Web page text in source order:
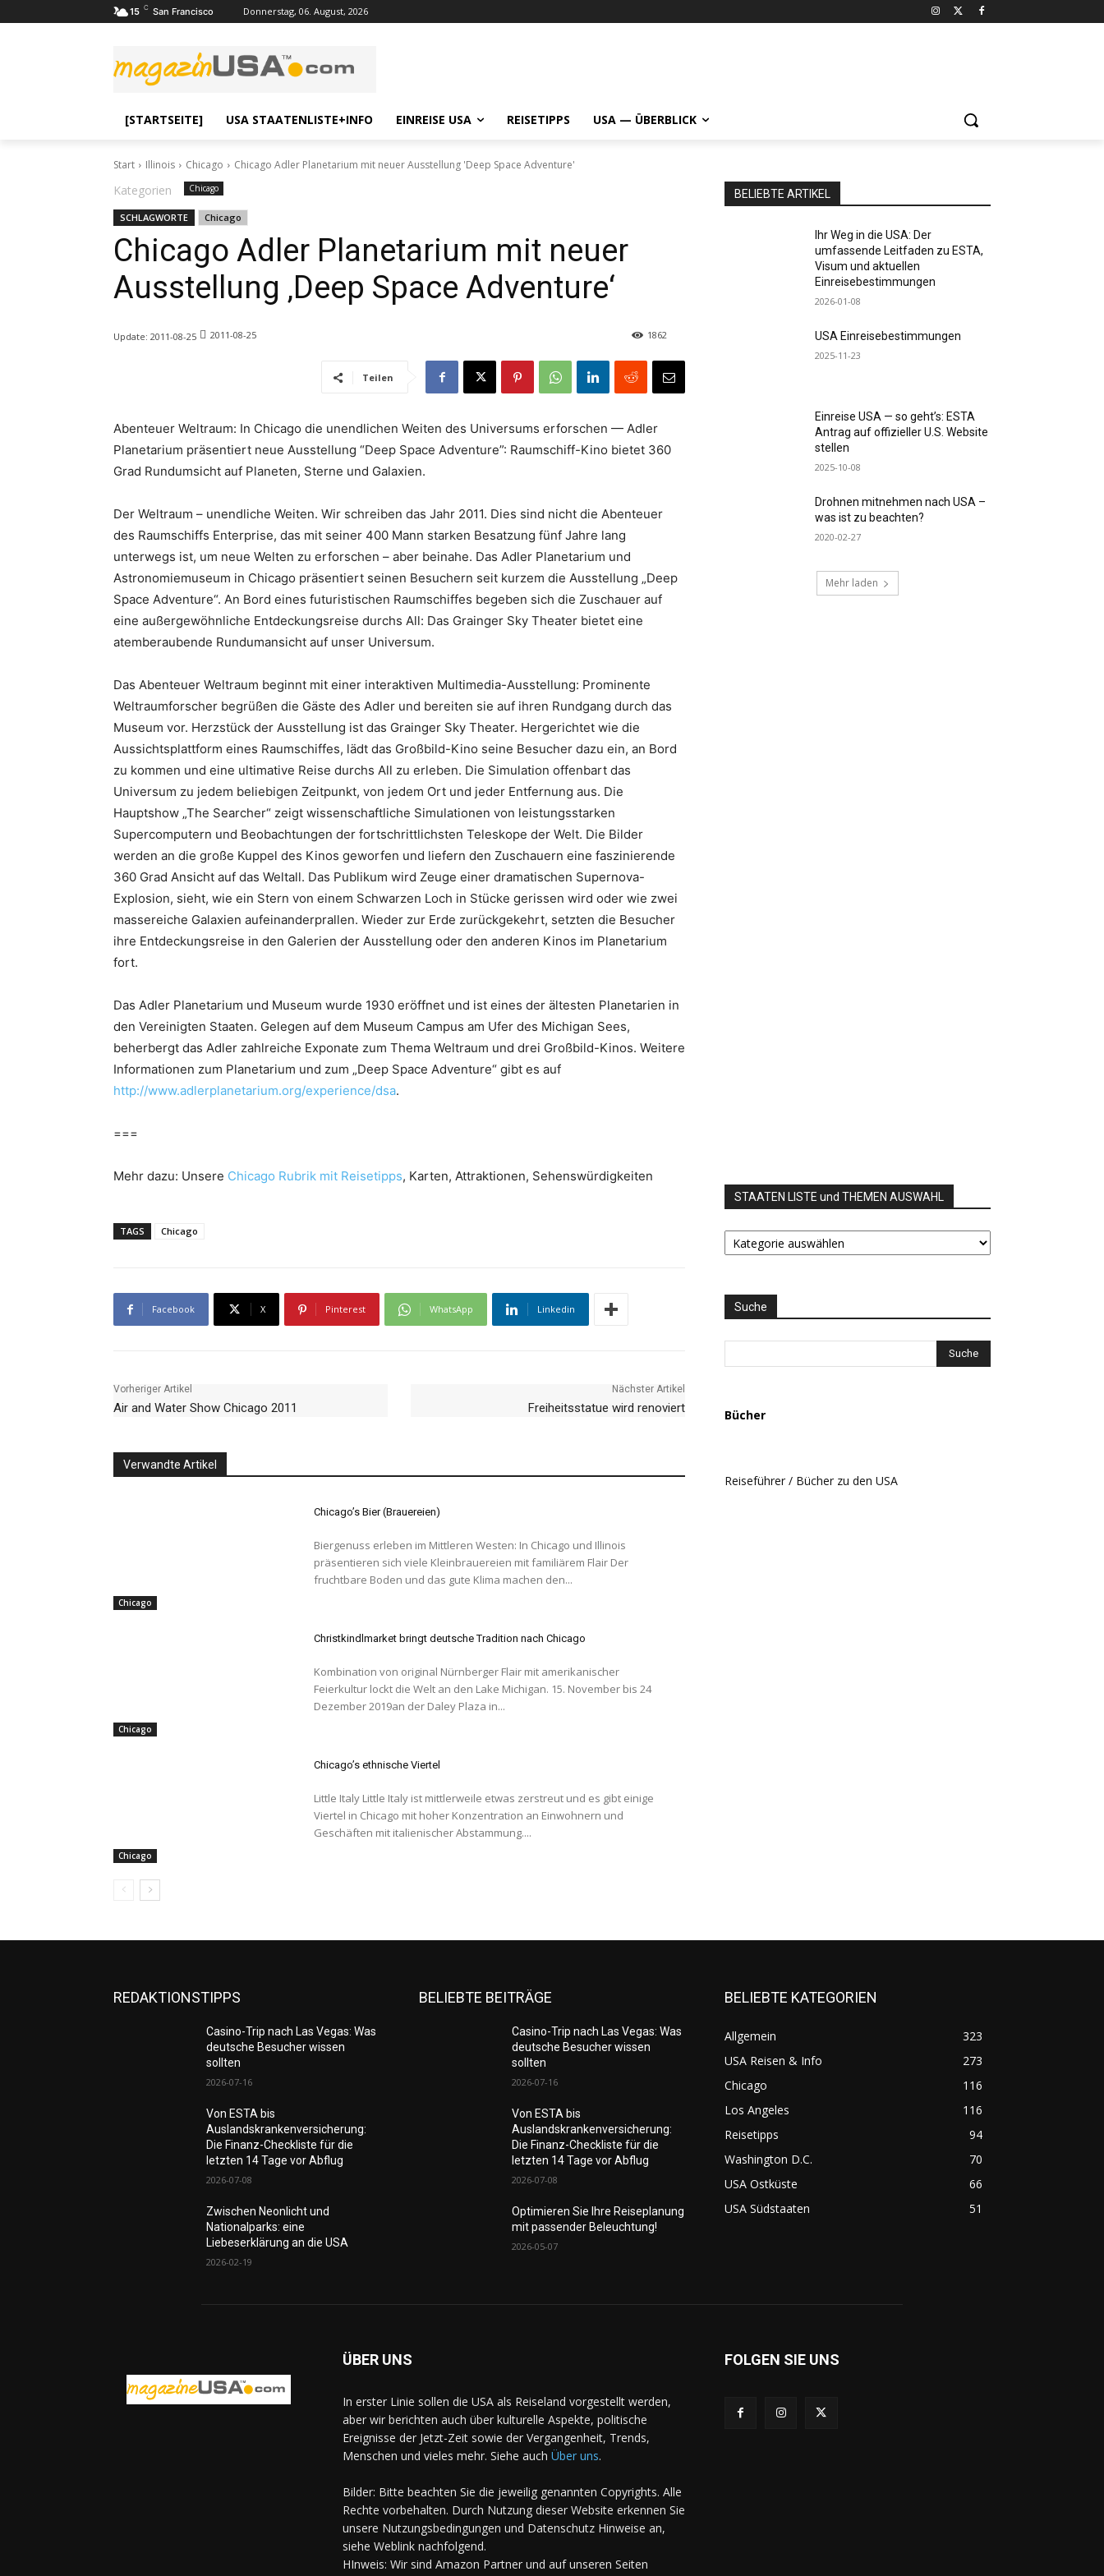
15 C San Francisco Donnerstag, 06. August, 2026
[STARTSEITE] USA STAATENLISTE+INFO EINREISE USA REISETIPPS USA — ÜBERBLICK
Start Illinois Chicago Chicago Adler Planetarium mit neuer Ausstellung 'Deep Space Adventure'
Kategorien Chicago
SCHLAGWORTE Chicago
Chicago Adler Planetarium mit neuer
Ausstellung ‚Deep Space Adventure‘
Update: 2011-08-25 2011-08-25 1862
Teilen
Abenteuer Weltraum: In Chicago die unendlichen Weiten des Universums erforschen — Adler
Planetarium präsentiert neue Ausstellung “Deep Space Adventure”: Raumschiff-Kino bietet 360
Grad Rundumsicht auf Planeten, Sterne und Galaxien.
Der Weltraum – unendliche Weiten. Wir schreiben das Jahr 2011. Dies sind nicht die Abenteuer
des Raumschiffs Enterprise, das mit seiner 400 Mann starken Besatzung fünf Jahre lang
unterwegs ist, um neue Welten zu erforschen – aber beinahe. Das Adler Planetarium und
Astronomiemuseum in Chicago präsentiert seinen Besuchern seit kurzem die Ausstellung „Deep
Space Adventure“. An Bord eines futuristischen Raumschiffes begeben sich die Zuschauer auf
eine außergewöhnliche Entdeckungsreise durchs All: Das Grainger Sky Theater bietet eine
atemberaubende Rundumansicht auf unser Universum.
Das Abenteuer Weltraum beginnt mit einer interaktiven Multimedia-Ausstellung: Prominente
Weltraumforscher begrüßen die Gäste des Adler und bereiten sie auf ihren Rundgang durch das
Museum vor. Herzstück der Ausstellung ist das Grainger Sky Theater. Hergerichtet wie die
Aussichtsplattform eines Raumschiffes, lädt das Großbild-Kino seine Besucher dazu ein, an Bord
zu kommen und eine ultimative Reise durchs All zu erleben. Die Simulation offenbart das
Universum zu jedem beliebigen Zeitpunkt, von jedem Ort und jeder Entfernung aus. Die
Hauptshow „The Searcher“ zeigt wissenschaftliche Simulationen von leistungsstarken
Supercomputern und Beobachtungen der fortschrittlichsten Teleskope der Welt. Die Bilder
werden an die große Kuppel des Kinos geworfen und liefern den Zuschauern eine faszinierende
360 Grad Ansicht auf das Weltall. Das Publikum wird Zeuge einer dramatischen Supernova-
Explosion, sieht, wie ein Stern von einem Schwarzen Loch in Stücke gerissen wird oder wie zwei
massereiche Galaxien aufeinanderprallen. Wieder zur Erde zurückgekehrt, setzten die Besucher
ihre Entdeckungsreise in den Galerien der Ausstellung oder den anderen Kinos im Planetarium
fort.
Das Adler Planetarium und Museum wurde 1930 eröffnet und ist eines der ältesten Planetarien in
den Vereinigten Staaten. Gelegen auf dem Museum Campus am Ufer des Michigan Sees,
beherbergt das Adler zahlreiche Exponate zum Thema Weltraum und drei Großbild-Kinos. Weitere
Informationen zum Planetarium und zum „Deep Space Adventure“ gibt es auf
http://www.adlerplanetarium.org/experience/dsa.
===
Mehr dazu: Unsere Chicago Rubrik mit Reisetipps, Karten, Attraktionen, Sehenswürdigkeiten
TAGS Chicago
Facebook X Pinterest WhatsApp Linkedin
Vorheriger Artikel
Air and Water Show Chicago 2011
Nächster Artikel
Freiheitsstatue wird renoviert
Verwandte Artikel
Chicago
Chicago’s Bier (Brauereien)
Biergenuss erleben im Mittleren Westen: In Chicago und Illinois
präsentieren sich viele Kleinbrauereien mit familiärem Flair Der
fruchtbare Boden und das gute Klima machen den...
Chicago
Christkindlmarket bringt deutsche Tradition nach Chicago
Kombination von original Nürnberger Flair mit amerikanischer
Feierkultur lockt die Welt an den Lake Michigan. 15. November bis 24
Dezember 2019an der Daley Plaza in...
Chicago
Chicago’s ethnische Viertel
Little Italy Little Italy ist mittlerweile etwas zerstreut und es gibt einige
Viertel in Chicago mit hoher Konzentration an Einwohnern und
Geschäften mit italienischer Abstammung....
BELIEBTE ARTIKEL
Ihr Weg in die USA: Der
umfassende Leitfaden zu ESTA,
Visum und aktuellen
Einreisebestimmungen
2026-01-08
USA Einreisebestimmungen
2025-11-23
Einreise USA — so geht’s: ESTA
Antrag auf offizieller U.S. Website
stellen
2025-10-08
Drohnen mitnehmen nach USA –
was ist zu beachten?
2020-02-27
Mehr laden
STAATEN LISTE und THEMEN AUSWAHL
STAATEN
LISTE
AUSWAHL
Suche
Bücher
Reiseführer / Bücher zu den USA
REDAKTIONSTIPPS
Casino-Trip nach Las Vegas: Was
deutsche Besucher wissen
sollten
2026-07-16
Von ESTA bis
Auslandskrankenversicherung:
Die Finanz-Checkliste für die
letzten 14 Tage vor Abflug
2026-07-08
Zwischen Neonlicht und
Nationalparks: eine
Liebeserklärung an die USA
2026-02-19
BELIEBTE BEITRÄGE
Casino-Trip nach Las Vegas: Was
deutsche Besucher wissen
sollten
2026-07-16
Von ESTA bis
Auslandskrankenversicherung:
Die Finanz-Checkliste für die
letzten 14 Tage vor Abflug
2026-07-08
Optimieren Sie Ihre Reiseplanung
mit passender Beleuchtung!
2026-05-07
BELIEBTE KATEGORIEN
Allgemein
323
USA Reisen & Info
273
Chicago
116
Los Angeles
116
Reisetipps
94
Washington D.C.
70
USA Ostküste
66
USA Südstaaten
51
ÜBER UNS
In erster Linie sollen die USA als Reiseland vorgestellt werden,
aber wir berichten auch über kulturelle Aspekte, politische
Ereignisse der Jetzt-Zeit sowie der Vergangenheit, Trends,
Menschen und vieles mehr. Siehe auch Über uns.
Bilder: Bitte beachten Sie die jeweilig genannten Copyrights. Alle
Rechte vorbehalten. Durch Nutzung dieser Website erkennen Sie
unsere Nutzungsbedingungen und Datenschutz Hinweise an,
siehe Weblink nachfolgend.
HInweis: Wir sind Amazon Partner und auf unseren Seiten
FOLGEN SIE UNS